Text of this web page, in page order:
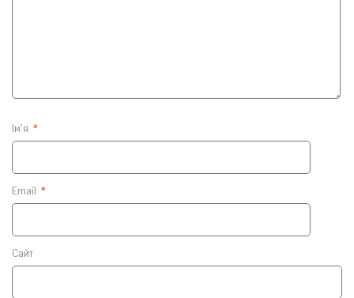
Ім'я *
Email *
Сайт